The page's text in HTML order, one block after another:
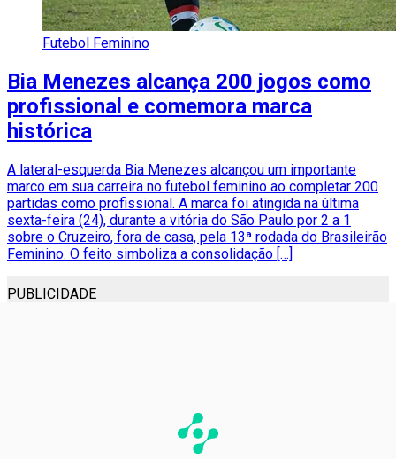
Futebol Feminino
Bia Menezes alcança 200 jogos como
profissional e comemora marca
histórica
A lateral-esquerda Bia Menezes alcançou um importante
marco em sua carreira no futebol feminino ao completar 200
partidas como profissional. A marca foi atingida na última
sexta-feira (24), durante a vitória do São Paulo por 2 a 1
sobre o Cruzeiro, fora de casa, pela 13ª rodada do Brasileirão
Feminino. O feito simboliza a consolidação […]
PUBLICIDADE